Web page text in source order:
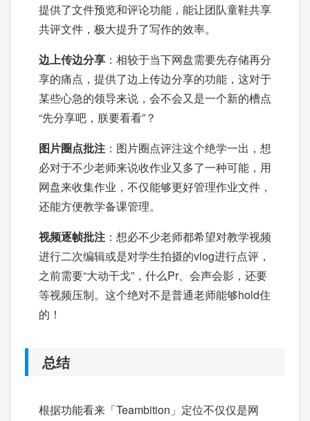
提供了文件预览和评论功能，能让团队童鞋共享
共评文件，极大提升了写作的效率。
边上传边分享 ：相较于当下网盘需要先存储再分
享的痛点，提供了边上传边分享的功能，这对于
某些心急的领导来说，会不会又是一个新的槽点
“先分享吧，朕要看看”？
图片圈点批注 ：图片圈点评注这个绝学一出，想
必对于不少老师来说收作业又多了一种可能，用
网盘来收集作业，不仅能够更好管理作业文件，
还能方便教学备课管理。
视频逐帧批注 ：想必不少老师都希望对教学视频
进行二次编辑或是对学生拍摄的vlog进行点评，
之前需要“大动干戈”，什么Pr、会声会影，还要
等视频压制。这个绝对不是普通老师能够hold住
的！
总结
根据功能看来「Teambition」定位不仅仅是网